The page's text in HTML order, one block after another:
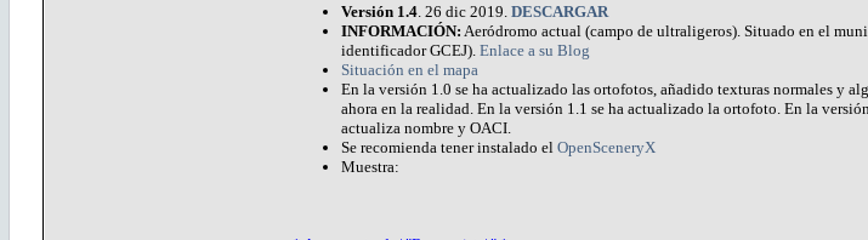
Versión 1.4 . 26 dic 2019. DESCARGAR
INFORMACIÓN: Aeródromo actual (campo de ultraligeros). Situado en el
identificador GCEJ). Enlace a su Blog
Situación en el mapa
En la versión 1.0 se ha actualizado las ortofotos, añadido texturas normales y
ahora en la realidad. En la versión 1.1 se ha actualizado la ortofoto. En la
actualiza nombre y OACI.
Se recomienda tener instalado el OpenSceneryX
Muestra: